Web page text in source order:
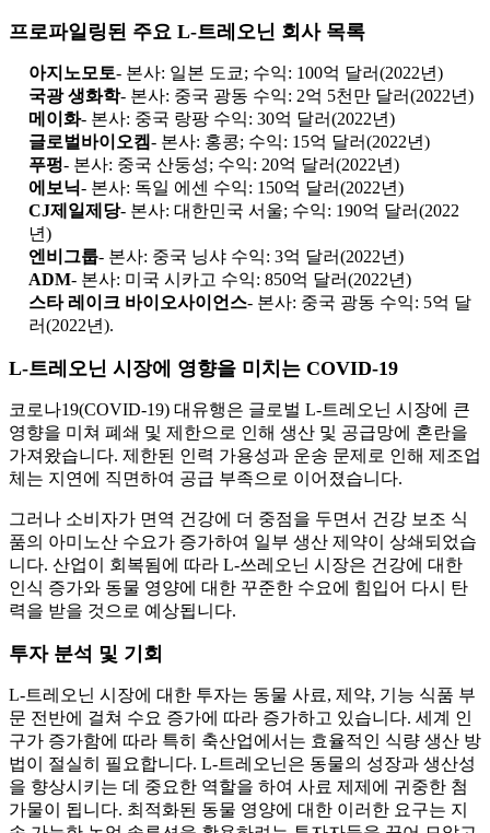
프로파일링된 주요 L-트레오닌 회사 목록
아지노모토- 본사: 일본 도쿄; 수익: 100억 달러(2022년)
국광 생화학- 본사: 중국 광동 수익: 2억 5천만 달러(2022년)
메이화- 본사: 중국 랑팡 수익: 30억 달러(2022년)
글로벌바이오켐- 본사: 홍콩; 수익: 15억 달러(2022년)
푸펑- 본사: 중국 산둥성; 수익: 20억 달러(2022년)
에보닉- 본사: 독일 에센 수익: 150억 달러(2022년)
CJ제일제당- 본사: 대한민국 서울; 수익: 190억 달러(2022
년)
엔비그룹- 본사: 중국 닝샤 수익: 3억 달러(2022년)
ADM- 본사: 미국 시카고 수익: 850억 달러(2022년)
스타 레이크 바이오사이언스- 본사: 중국 광동 수익: 5억 달
러(2022년).
L-트레오닌 시장에 영향을 미치는 COVID-19
코로나19(COVID-19) 대유행은 글로벌 L-트레오닌 시장에 큰
영향을 미쳐 폐쇄 및 제한으로 인해 생산 및 공급망에 혼란을
가져왔습니다. 제한된 인력 가용성과 운송 문제로 인해 제조업
체는 지연에 직면하여 공급 부족으로 이어졌습니다.
그러나 소비자가 면역 건강에 더 중점을 두면서 건강 보조 식
품의 아미노산 수요가 증가하여 일부 생산 제약이 상쇄되었습
니다. 산업이 회복됨에 따라 L-쓰레오닌 시장은 건강에 대한
인식 증가와 동물 영양에 대한 꾸준한 수요에 힘입어 다시 탄
력을 받을 것으로 예상됩니다.
투자 분석 및 기회
L-트레오닌 시장에 대한 투자는 동물 사료, 제약, 기능 식품 부
문 전반에 걸쳐 수요 증가에 따라 증가하고 있습니다. 세계 인
구가 증가함에 따라 특히 축산업에서는 효율적인 식량 생산 방
법이 절실히 필요합니다. L-트레오닌은 동물의 성장과 생산성
을 향상시키는 데 중요한 역할을 하여 사료 제제에 귀중한 첨
가물이 됩니다. 최적화된 동물 영양에 대한 이러한 요구는 지